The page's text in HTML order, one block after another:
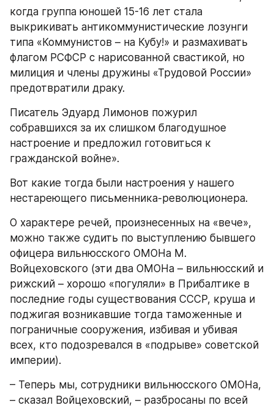
когда группа юношей 15-16 лет стала
выкрикивать антикоммунистические лозунги
типа «Коммунистов – на Кубу!» и размахивать
флагом РСФСР с нарисованной свастикой, но
милиция и члены дружины «Трудовой России»
предотвратили драку.
Писатель Эдуард Лимонов пожурил
собравшихся за их слишком благодушное
настроение и предложил готовиться к
гражданской войне».
Вот какие тогда были настроения у нашего
нестареющего письменника-революционера.
О характере речей, произнесенных на «вече»,
можно также судить по выступлению бывшего
офицера вильнюсского ОМОНа М.
Войцеховского (эти два ОМОНа – вильнюсский и
рижский – хорошо «погуляли» в Прибалтике в
последние годы существования СССР, круша и
поджигая возникавшие тогда таможенные и
пограничные сооружения, избивая и убивая
всех, кто подозревался в «подрыве» советской
империи).
– Теперь мы, сотрудники вильнюсского ОМОНа,
– сказал Войцеховский, – разбросаны по всей